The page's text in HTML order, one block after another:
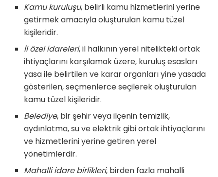
Kamu kuruluşu, belirli kamu hizmetlerini yerine
getirmek amacıyla oluşturulan kamu tüzel
kişileridir.
İl özel idareleri, il halkının yerel nitelikteki ortak
ihtiyaçlarını karşılamak üzere, kuruluş esasları
yasa ile belirtilen ve karar organları yine yasada
gösterilen, seçmenlerce seçilerek oluşturulan
kamu tüzel kişileridir.
Belediye, bir şehir veya ilçenin temizlik,
aydınlatma, su ve elektrik gibi ortak ihtiyaçlarını
ve hizmetlerini yerine getiren yerel
yönetimlerdir.
Mahalli idare birlikleri, birden fazla mahalli